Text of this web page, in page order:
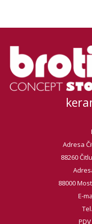
Adresa
88260
88000
E-